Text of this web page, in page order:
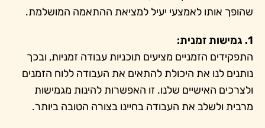
שהופך אותו לאמצעי יעיל למציאת ההתאמה המושלמת.
1. גמישות זמנית:
התפקידים הזמניים מציעים תוכניות עבודה זמניות, ובכך
נותנים לנו את היכולת להתאים את העבודה ללוח הזמנים
ולצרכים האישיים שלנו. זו האפשרות להינות מגמישות
מרבית ולשלב את העבודה בחיינו בצורה הטובה ביותר.